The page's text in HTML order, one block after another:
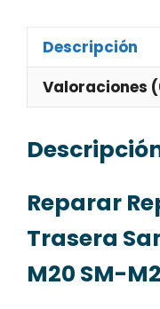
Descripción
Valoraciones
Reparar
Trasera
M20 SM-